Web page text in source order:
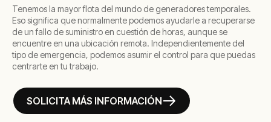
Tenemos la mayor flota del mundo de generadores temporales.
Eso significa que normalmente podemos ayudarle a recuperarse
de un fallo de suministro en cuestión de horas, aunque se
encuentre en una ubicación remota. Independientemente del
tipo de emergencia, podemos asumir el control para que puedas
centrarte en tu trabajo.
SOLICITA MÁS INFORMACIÓN